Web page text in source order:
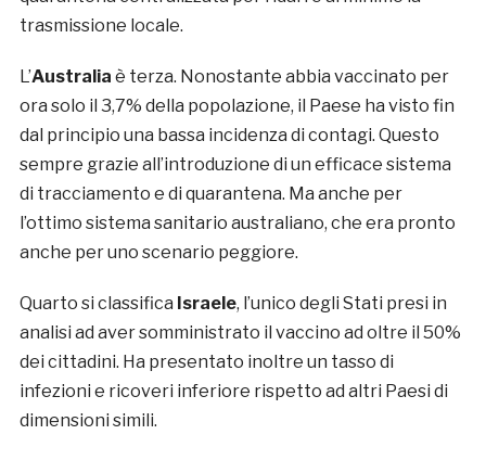
trasmissione locale.
L’Australia è terza. Nonostante abbia vaccinato per
ora solo il 3,7% della popolazione, il Paese ha visto fin
dal principio una bassa incidenza di contagi. Questo
sempre grazie all’introduzione di un efficace sistema
di tracciamento e di quarantena. Ma anche per
l’ottimo sistema sanitario australiano, che era pronto
anche per uno scenario peggiore.
Quarto si classifica Israele, l’unico degli Stati presi in
analisi ad aver somministrato il vaccino ad oltre il 50%
dei cittadini. Ha presentato inoltre un tasso di
infezioni e ricoveri inferiore rispetto ad altri Paesi di
dimensioni simili.